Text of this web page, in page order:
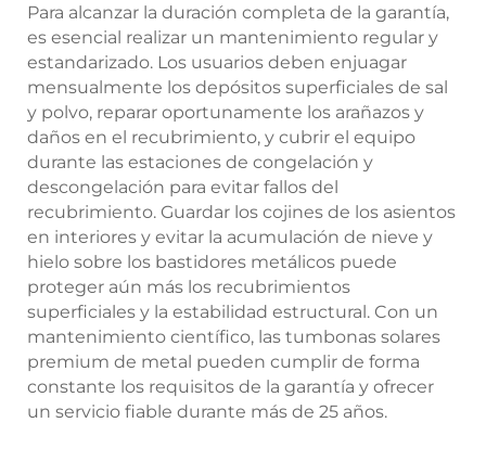
Para alcanzar la duración completa de la garantía,
es esencial realizar un mantenimiento regular y
estandarizado. Los usuarios deben enjuagar
mensualmente los depósitos superficiales de sal
y polvo, reparar oportunamente los arañazos y
daños en el recubrimiento, y cubrir el equipo
durante las estaciones de congelación y
descongelación para evitar fallos del
recubrimiento. Guardar los cojines de los asientos
en interiores y evitar la acumulación de nieve y
hielo sobre los bastidores metálicos puede
proteger aún más los recubrimientos
superficiales y la estabilidad estructural. Con un
mantenimiento científico, las tumbonas solares
premium de metal pueden cumplir de forma
constante los requisitos de la garantía y ofrecer
un servicio fiable durante más de 25 años.